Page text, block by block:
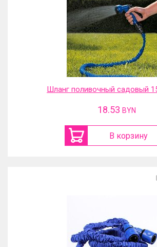
Шланг поливочный садовый
18.53 BYN
В корзину